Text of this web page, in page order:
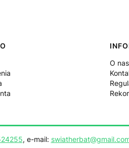
O nas
, e-mail: